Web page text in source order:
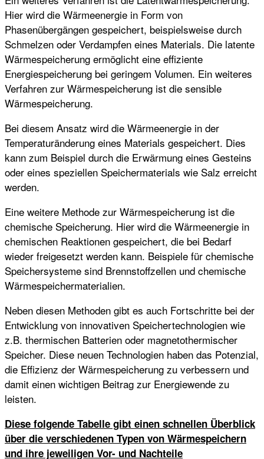
Hier wird die Wärmeenergie in Form von
Phasenübergängen gespeichert, beispielsweise durch
Schmelzen oder Verdampfen eines Materials. Die latente
Wärmespeicherung ermöglicht eine effiziente
Energiespeicherung bei geringem Volumen. Ein weiteres
Verfahren zur Wärmespeicherung ist die sensible
Wärmespeicherung.
Bei diesem Ansatz wird die Wärmeenergie in der
Temperaturänderung eines Materials gespeichert. Dies
kann zum Beispiel durch die Erwärmung eines Gesteins
oder eines speziellen Speichermaterials wie Salz erreicht
werden.
Eine weitere Methode zur Wärmespeicherung ist die
chemische Speicherung. Hier wird die Wärmeenergie in
chemischen Reaktionen gespeichert, die bei Bedarf
wieder freigesetzt werden kann. Beispiele für chemische
Speichersysteme sind Brennstoffzellen und chemische
Wärmespeichermaterialien.
Neben diesen Methoden gibt es auch Fortschritte bei der
Entwicklung von innovativen Speichertechnologien wie
z.B. thermischen Batterien oder magnetothermischer
Speicher. Diese neuen Technologien haben das Potenzial,
die Effizienz der Wärmespeicherung zu verbessern und
damit einen wichtigen Beitrag zur Energiewende zu
leisten.
Diese folgende Tabelle gibt einen schnellen Überblick
über die verschiedenen Typen von Wärmespeichern
und ihre jeweiligen Vor- und Nachteile